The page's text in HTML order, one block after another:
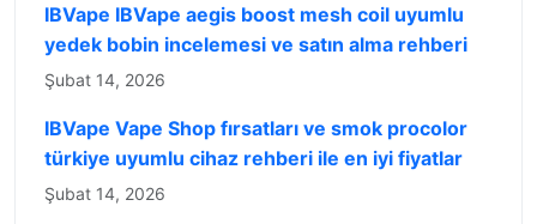
IBVape IBVape aegis boost mesh coil uyumlu
yedek bobin incelemesi ve satın alma rehberi
Şubat 14, 2026
IBVape Vape Shop fırsatları ve smok procolor
türkiye uyumlu cihaz rehberi ile en iyi fiyatlar
Şubat 14, 2026